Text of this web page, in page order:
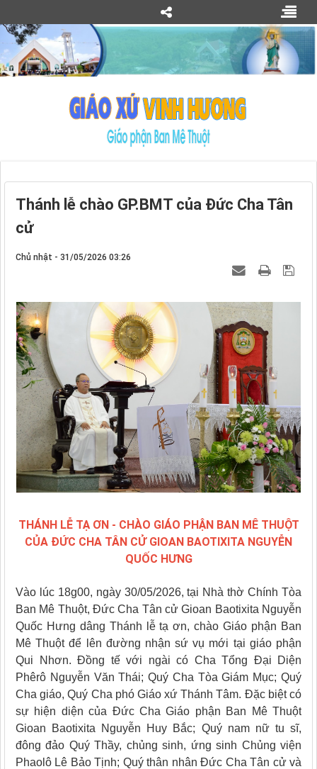
Thánh lễ chào GP.BMT của Đức Cha Tân
cử
Chủ nhật - 31/05/2026 03:26
THÁNH LỄ TẠ ƠN - CHÀO GIÁO PHẬN BAN MÊ THUỘT
CỦA ĐỨC CHA TÂN CỬ GIOAN BAOTIXITA NGUYỄN
QUỐC HƯNG
Vào lúc 18g00, ngày 30/05/2026, tại Nhà thờ Chính Tòa
Ban Mê Thuột, Đức Cha Tân cử Gioan Baotixita Nguyễn
Quốc Hưng dâng Thánh lễ tạ ơn, chào Giáo phận Ban
Mê Thuột để lên đường nhận sứ vụ mới tại giáo phận
Qui Nhơn. Đồng tế với ngài có Cha Tổng Đại Diện
Phêrô Nguyễn Văn Thái; Quý Cha Tòa Giám Mục; Quý
Cha giáo, Quý Cha phó Giáo xứ Thánh Tâm. Đặc biệt có
sự hiện diện của Đức Cha Giáo phận Ban Mê Thuột
Gioan Baotixita Nguyễn Huy Bắc; Quý nam nữ tu sĩ,
đông đảo Quý Thầy, chủng sinh, ứng sinh Chủng viện
Phaolô Lê Bảo Tịnh; Quý thân nhân Đức Cha Tân cử và